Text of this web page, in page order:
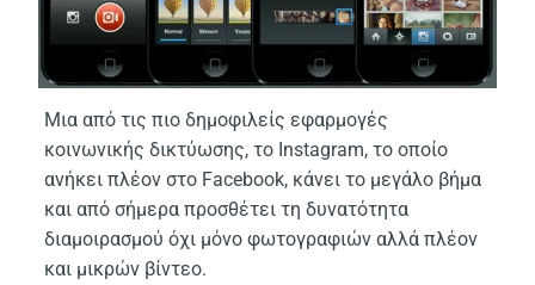
Μια από τις πιο δημοφιλείς εφαρμογές
κοινωνικής δικτύωσης, το Instagram, το οποίο
ανήκει πλέον στο Facebook, κάνει το μεγάλο βήμα
και από σήμερα προσθέτει τη δυνατότητα
διαμοιρασμού όχι μόνο φωτογραφιών αλλά πλέον
και μικρών βίντεο.